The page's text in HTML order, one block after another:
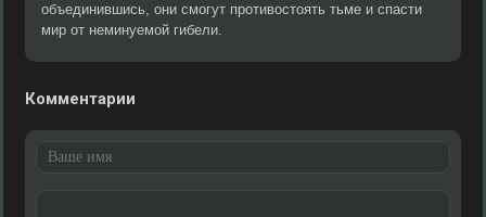
объединившись, они смогут противостоять тьме и спасти
мир от неминуемой гибели.
Комментарии